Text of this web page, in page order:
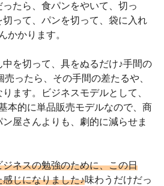
たら、食パンをやいて、切っ
って、パンを切って、袋に入れ
かかります。
を切って、具をぬるだけ♪手間の
ったら、その手間の差たるや、
ます。ビジネスモデルとして、
本的に単品販売モデルなので、商
屋さんよりも、劇的に減らせま
ネスの勉強のために、この日
じになりました♪味わうだけだっ